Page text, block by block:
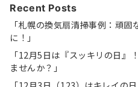
Recent Posts
「札幌の換気扇清掃事例：頑
に！」
「12月5日は『スッキリの日』
ませんか？」